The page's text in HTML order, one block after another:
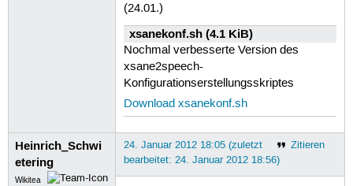
(24.01.)
xsanekonf.sh (4.1 KiB)
Nochmal verbesserte Version des
xsane2speech-
Konfigurationserstellungsskriptes
Download xsanekonf.sh
Heinrich_Schwi
etering
Wikitea
Zitieren
24. Januar 2012 18:05 (zuletzt
bearbeitet: 24. Januar 2012 18:56)